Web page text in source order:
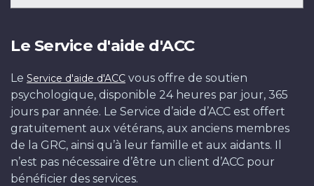
Le Service d'aide d'ACC
Le Service d'aide d'ACC vous offre de soutien
psychologique, disponible 24 heures par jour, 365
jours par année. Le Service d’aide d’ACC est offert
gratuitement aux vétérans, aux anciens membres
de la GRC, ainsi qu’à leur famille et aux aidants. Il
n’est pas nécessaire d’être un client d’ACC pour
bénéficier des services.